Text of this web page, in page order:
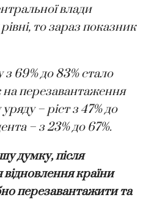
влади
то зараз показник
69% до 83% стало
на перезавантаження
– ріст з 47% до
– з 23% до 67%.
думку, після
країни
перезавантажити та